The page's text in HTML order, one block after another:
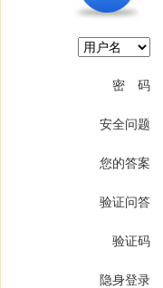
密 码
安全问题
您的答案
验证问答
验证码
隐身登录